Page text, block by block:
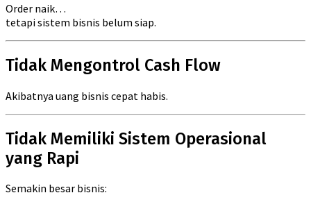
Order naik…
tetapi sistem bisnis belum siap.
Tidak Mengontrol Cash Flow
Akibatnya uang bisnis cepat habis.
Tidak Memiliki Sistem Operasional
yang Rapi
Semakin besar bisnis: